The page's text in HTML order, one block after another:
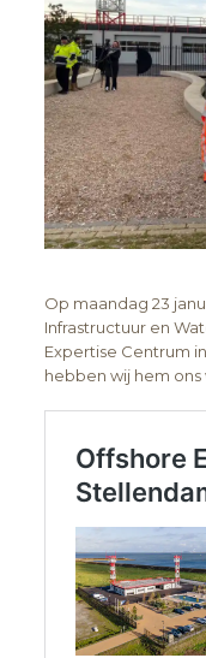
Op maandag 23
Infrastructuur en
Expertise Centrum
hebben wij hem ons